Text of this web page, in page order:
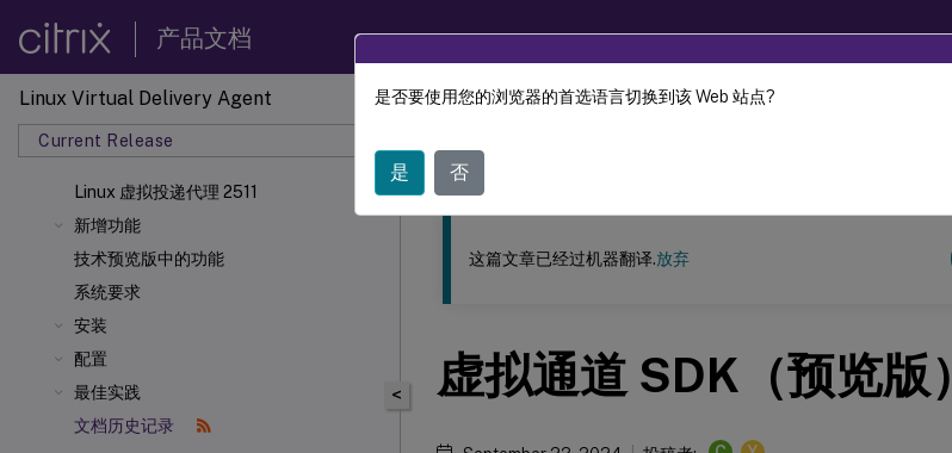
产品文档
Linux Virtual Delivery Agent
Current Release
Linux 虚拟投递代理 2511
新增功能
技术预览版中的功能
系统要求
安装
配置
最佳实践
文档历史记录
此内容已经过机器动态翻译。
<
这篇文章已经过机器翻译.放弃
虚拟通道 SDK（预览版）
是否要使用您的浏览器的首选语言切换到该 Web 站点?
是 否